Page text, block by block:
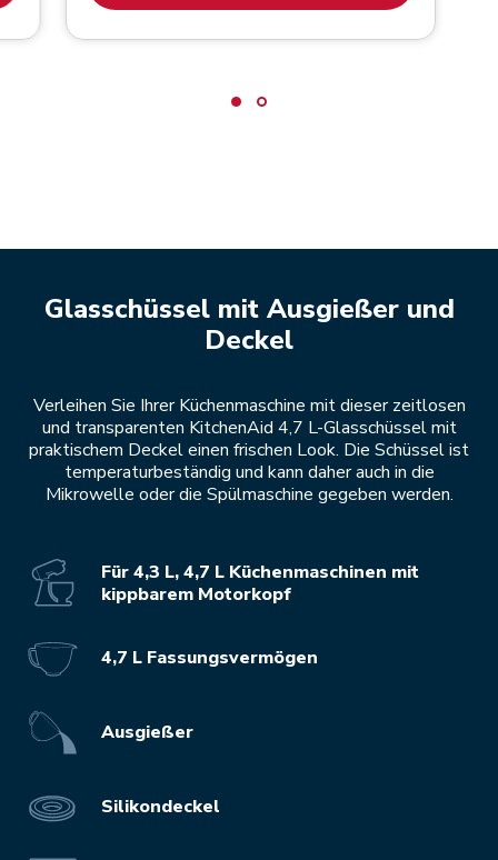
Glasschüssel mit Ausgießer und
Deckel
Verleihen Sie Ihrer Küchenmaschine mit dieser zeitlosen
und transparenten KitchenAid 4,7 L-Glasschüssel mit
praktischem Deckel einen frischen Look. Die Schüssel ist
temperaturbeständig und kann daher auch in die
Mikrowelle oder die Spülmaschine gegeben werden.
Für 4,3 L, 4,7 L Küchenmaschinen mit
kippbarem Motorkopf
4,7 L Fassungsvermögen
Ausgießer
Silikondeckel